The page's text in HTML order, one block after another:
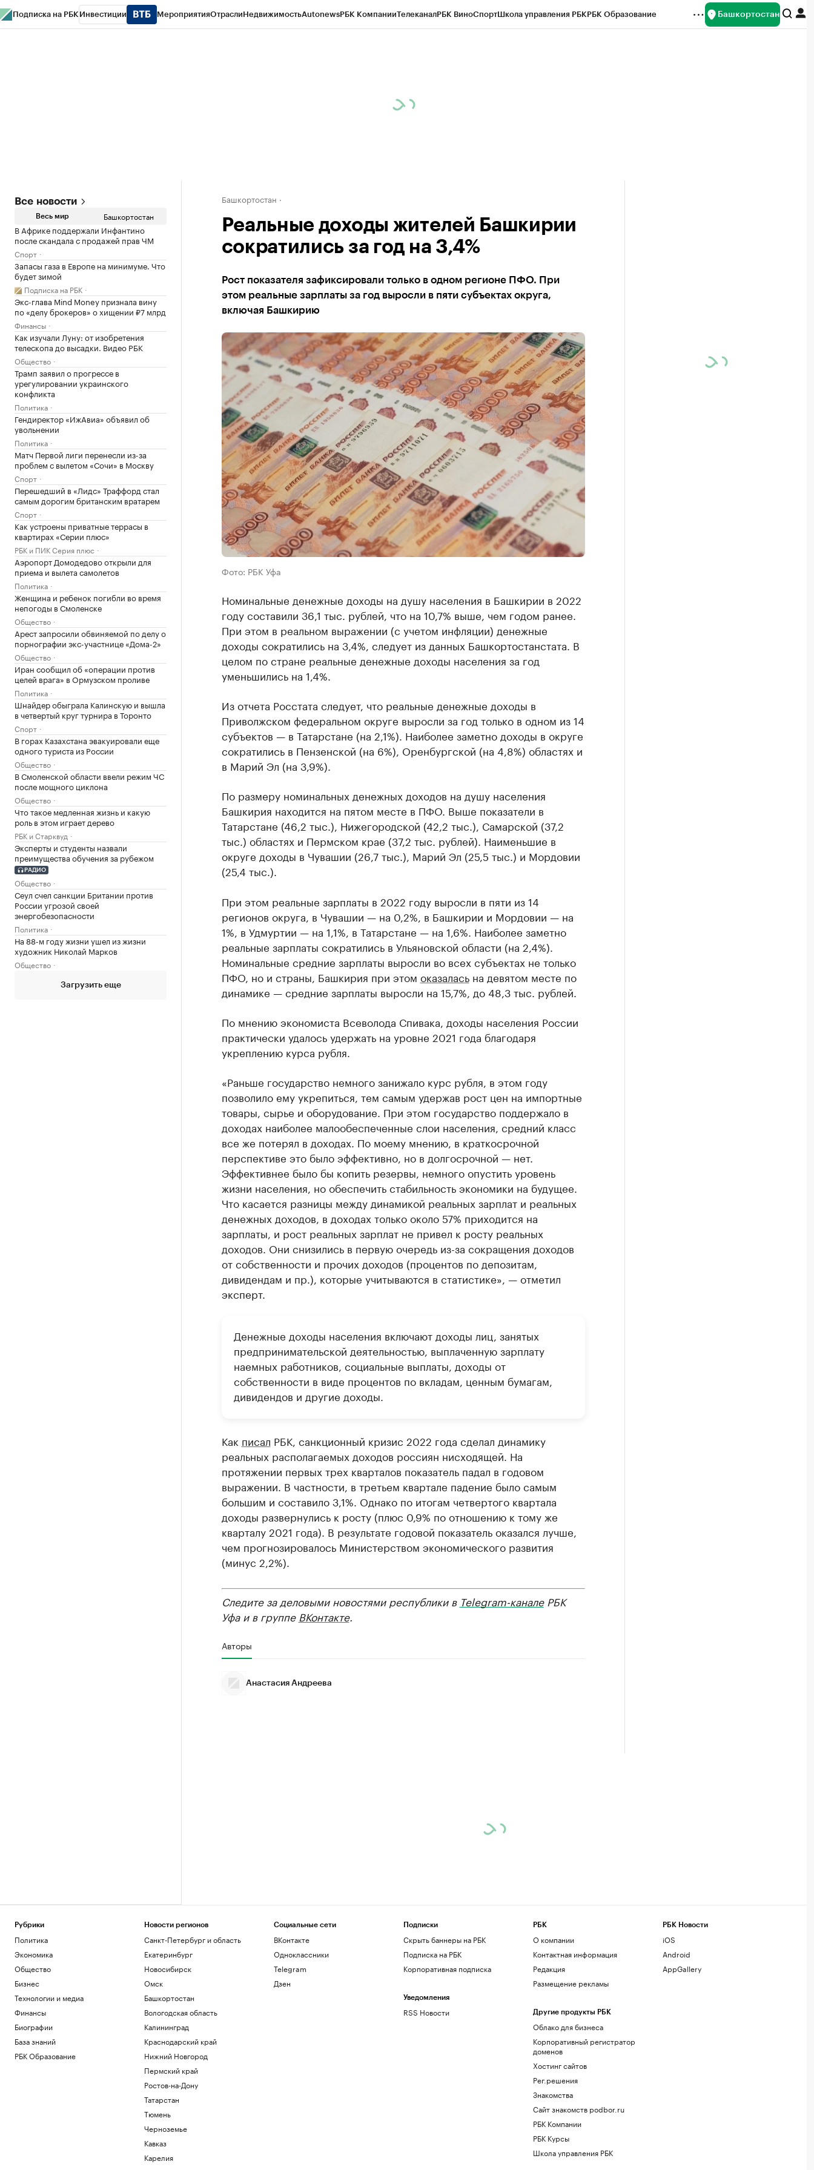
Подписка на РБК Инвестиции МероприятияОтраслиНедвижимостьAutonewsРБК КомпанииТелеканалРБК ВиноСпортШкола управления РБКРБК Образование Башкортостан
Все новости
Весь мир Башкортостан
В Африке поддержали Инфантино
после скандала с продажей прав ЧМ
Спорт
Запасы газа в Европе на минимуме. Что
будет зимой
Подписка на РБК
Экс-глава Mind Money признала вину
по «делу брокеров» о хищении ₽7 млрд
Финансы
Как изучали Луну: от изобретения
телескопа до высадки. Видео РБК
Общество
Трамп заявил о прогрессе в
урегулировании украинского
конфликта
Политика
Гендиректор «ИжАвиа» объявил об
увольнении
Политика
Матч Первой лиги перенесли из-за
проблем с вылетом «Сочи» в Москву
Спорт
Перешедший в «Лидс» Траффорд стал
самым дорогим британским вратарем
Спорт
Как устроены приватные террасы в
квартирах «Серии плюс»
РБК и ПИК Серия плюс
Аэропорт Домодедово открыли для
приема и вылета самолетов
Политика
Женщина и ребенок погибли во время
непогоды в Смоленске
Общество
Арест запросили обвиняемой по делу о
порнографии экс-участнице «Дома-2»
Общество
Иран сообщил об «операции против
целей врага» в Ормузском проливе
Политика
Шнайдер обыграла Калинскую и вышла
в четвертый круг турнира в Торонто
Спорт
В горах Казахстана эвакуировали еще
одного туриста из России
Общество
В Смоленской области ввели режим ЧС
после мощного циклона
Общество
Что такое медленная жизнь и какую
роль в этом играет дерево
РБК и Старквуд
Эксперты и студенты назвали
преимущества обучения за рубежом
РАДИО
Общество
Сеул счел санкции Британии против
России угрозой своей
энергобезопасности
Политика
На 88-м году жизни ушел из жизни
художник Николай Марков
Общество
Загрузить еще
Башкортостан
Реальные доходы жителей Башкирии
сократились за год на 3,4%
Рост показателя зафиксировали только в одном регионе ПФО. При
этом реальные зарплаты за год выросли в пяти субъектах округа,
включая Башкирию
Фото: РБК Уфа
Номинальные денежные доходы на душу населения в Башкирии в 2022
году составили 36,1 тыс. рублей, что на 10,7% выше, чем годом ранее.
При этом в реальном выражении (с учетом инфляции) денежные
доходы сократились на 3,4%, следует из данных Башкортостанстата. В
целом по стране реальные денежные доходы населения за год
уменьшились на 1,4%.
Из отчета Росстата следует, что реальные денежные доходы в
Приволжском федеральном округе выросли за год только в одном из 14
субъектов — в Татарстане (на 2,1%). Наиболее заметно доходы в округе
сократились в Пензенской (на 6%), Оренбургской (на 4,8%) областях и
в Марий Эл (на 3,9%).
По размеру номинальных денежных доходов на душу населения
Башкирия находится на пятом месте в ПФО. Выше показатели в
Татарстане (46,2 тыс.), Нижегородской (42,2 тыс.), Самарской (37,2
тыс.) областях и Пермском крае (37,2 тыс. рублей). Наименьшие в
округе доходы в Чувашии (26,7 тыс.), Марий Эл (25,5 тыс.) и Мордовии
(25,4 тыс.).
При этом реальные зарплаты в 2022 году выросли в пяти из 14
регионов округа, в Чувашии — на 0,2%, в Башкирии и Мордовии — на
1%, в Удмуртии — на 1,1%, в Татарстане — на 1,6%. Наиболее заметно
реальные зарплаты сократились в Ульяновской области (на 2,4%).
Номинальные средние зарплаты выросли во всех субъектах не только
ПФО, но и страны, Башкирия при этом оказаласьна девятом месте по
динамике — средние зарплаты выросли на 15,7%, до 48,3 тыс. рублей.
По мнению экономиста Всеволода Спивака, доходы населения России
практически удалось удержать на уровне 2021 года благодаря
укреплению курса рубля.
«Раньше государство немного занижало курс рубля, в этом году
позволило ему укрепиться, тем самым удержав рост цен на импортные
товары, сырье и оборудование. При этом государство поддержало в
доходах наиболее малообеспеченные слои населения, средний класс
все же потерял в доходах. По моему мнению, в краткосрочной
перспективе это было эффективно, но в долгосрочной — нет.
Эффективнее было бы копить резервы, немного опустить уровень
жизни населения, но обеспечить стабильность экономики на будущее.
Что касается разницы между динамикой реальных зарплат и реальных
денежных доходов, в доходах только около 57% приходится на
зарплаты, и рост реальных зарплат не привел к росту реальных
доходов. Они снизились в первую очередь из-за сокращения доходов
от собственности и прочих доходов (процентов по депозитам,
дивидендам и пр.), которые учитываются в статистике», — отметил
эксперт.
Денежные доходы населения включают доходы лиц, занятых
предпринимательской деятельностью, выплаченную зарплату
наемных работников, социальные выплаты, доходы от
собственности в виде процентов по вкладам, ценным бумагам,
дивидендов и другие доходы.
Как писал РБК, санкционный кризис 2022 года сделал динамику
реальных располагаемых доходов россиян нисходящей. На
протяжении первых трех кварталов показатель падал в годовом
выражении. В частности, в третьем квартале падение было самым
большим и составило 3,1%. Однако по итогам четвертого квартала
доходы развернулись к росту (плюс 0,9% по отношению к тому же
кварталу 2021 года). В результате годовой показатель оказался лучше,
чем прогнозировалось Министерством экономического развития
(минус 2,2%).
Следите за деловыми новостями республики в Telegram-каналеРБК
Уфа и в группе ВКонтакте.
Авторы
Анастасия Андреева
Рубрики
Политика
Экономика
Общество
Бизнес
Технологии и медиа
Финансы
Биографии
База знаний
РБК Образование
Новости регионов
Санкт-Петербург и область
Екатеринбург
Новосибирск
Омск
Башкортостан
Вологодская область
Калининград
Краснодарский край
Нижний Новгород
Пермский край
Ростов-на-Дону
Татарстан
Тюмень
Черноземье
Кавказ
Карелия
Социальные сети
ВКонтакте
Одноклассники
Telegram
Дзен
Подписки
Скрыть баннеры на РБК
Подписка на РБК
Корпоративная подписка
Уведомления
RSS Новости
РБК
О компании
Контактная информация
Редакция
Размещение рекламы
Другие продукты РБК
Облако для бизнеса
Корпоративный регистратор
доменов
Хостинг сайтов
Рег.решения
Знакомства
Сайт знакомств podbor.ru
РБК Компании
РБК Курсы
Школа управления РБК
РБК Новости
iOS
Android
AppGallery